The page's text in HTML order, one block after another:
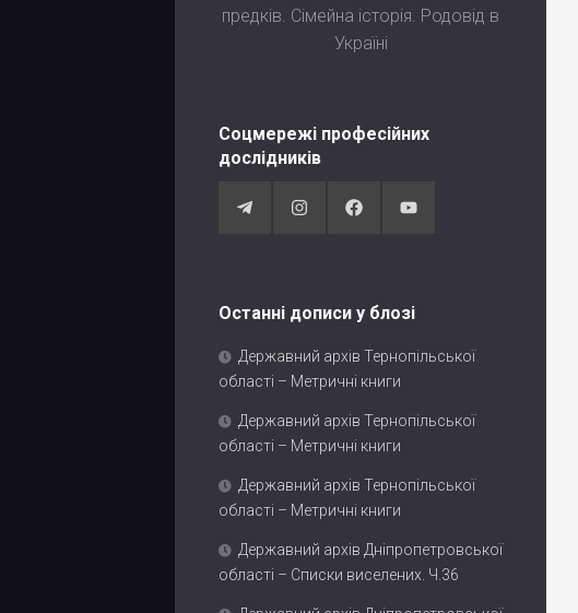
предків. Сімейна історія. Родовід в
Україні
Соцмережі професійних
дослідників
Останні дописи у блозі
Державний архів Тернопільської
області – Метричні книги
Державний архів Тернопільської
області – Метричні книги
Державний архів Тернопільської
області – Метричні книги
Державний архів Дніпропетровської
області – Списки виселених. Ч.36